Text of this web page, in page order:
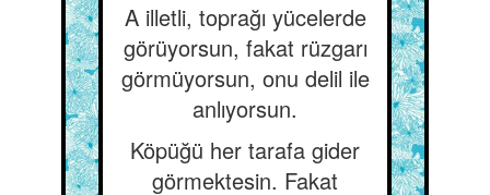
A illetli, toprağı yücelerde
görüyorsun, fakat rüzgarı
görmüyorsun, onu delil ile
anlıyorsun.
Köpüğü her tarafa gider
görmektesin. Fakat